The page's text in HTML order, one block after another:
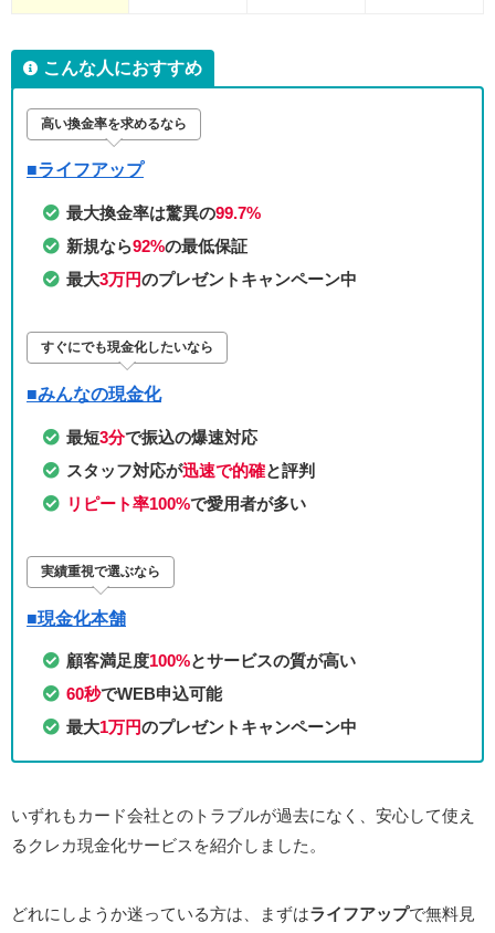
こんな人におすすめ
高い換金率を求めるなら
■ライフアップ
最大換金率は驚異の99.7%
新規なら92%の最低保証
最大3万円のプレゼントキャンペーン中
すぐにでも現金化したいなら
■みんなの現金化
最短3分で振込の爆速対応
スタッフ対応が迅速で的確と評判
リピート率100%で愛用者が多い
実績重視で選ぶなら
■現金化本舗
顧客満足度100%とサービスの質が高い
60秒でWEB申込可能
最大1万円のプレゼントキャンペーン中
いずれもカード会社とのトラブルが過去になく、安心して使え
るクレカ現金化サービスを紹介しました。
どれにしようか迷っている方は、まずはライフアップで無料見